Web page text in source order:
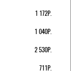
1 172Р.
1 040Р.
2 530Р.
711Р.